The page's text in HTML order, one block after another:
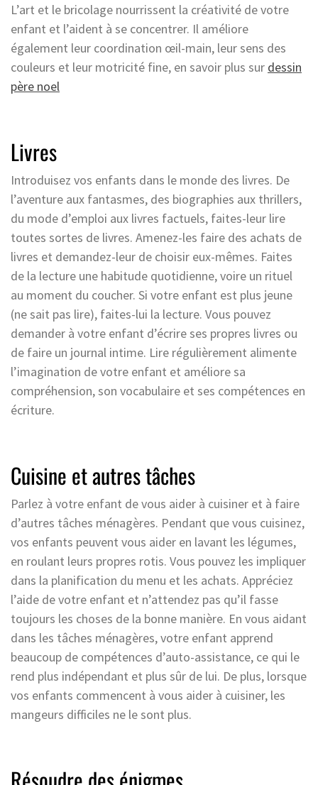
L’art et le bricolage nourrissent la créativité de votre
enfant et l’aident à se concentrer. Il améliore
également leur coordination œil-main, leur sens des
couleurs et leur motricité fine, en savoir plus sur dessin
père noel
Livres
Introduisez vos enfants dans le monde des livres. De
l’aventure aux fantasmes, des biographies aux thrillers,
du mode d’emploi aux livres factuels, faites-leur lire
toutes sortes de livres. Amenez-les faire des achats de
livres et demandez-leur de choisir eux-mêmes. Faites
de la lecture une habitude quotidienne, voire un rituel
au moment du coucher. Si votre enfant est plus jeune
(ne sait pas lire), faites-lui la lecture. Vous pouvez
demander à votre enfant d’écrire ses propres livres ou
de faire un journal intime. Lire régulièrement alimente
l’imagination de votre enfant et améliore sa
compréhension, son vocabulaire et ses compétences en
écriture.
Cuisine et autres tâches
Parlez à votre enfant de vous aider à cuisiner et à faire
d’autres tâches ménagères. Pendant que vous cuisinez,
vos enfants peuvent vous aider en lavant les légumes,
en roulant leurs propres rotis. Vous pouvez les impliquer
dans la planification du menu et les achats. Appréciez
l’aide de votre enfant et n’attendez pas qu’il fasse
toujours les choses de la bonne manière. En vous aidant
dans les tâches ménagères, votre enfant apprend
beaucoup de compétences d’auto-assistance, ce qui le
rend plus indépendant et plus sûr de lui. De plus, lorsque
vos enfants commencent à vous aider à cuisiner, les
mangeurs difficiles ne le sont plus.